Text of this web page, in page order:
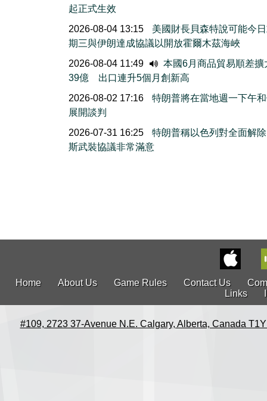
起正式生效
2026-08-04 13:15
美國財長貝森特說可能今
期三與伊朗達成協議以開放霍爾木茲海峽
2026-08-04 11:49
本國6月商品貿易順差擴
39億 出口連升5個月創新高
2026-08-02 17:16
特朗普將在當地週一下午
展開談判
2026-07-31 16:25
特朗普稱以色列對全面解
斯武裝協議非常滿意
Home About Us Game Rules Contact Us
Links
#109, 2723 37-Avenue N.E. Calgary, Alberta, Canada